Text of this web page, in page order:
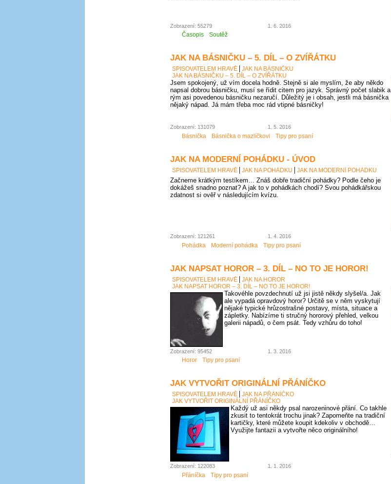
Zobrazení: 55279 1. 6. 2016
Časopis Soutěž
JAK NA BÁSNIČKU – 5. DÍL – O ZVÍŘÁTKU
SPISOVATELEM HRAVĚ
JAK NA BÁSNIČKU
JAK NA BÁSNIČKU – 5. DÍL – O ZVÍŘÁTKU
Jsem spokojený, už vím docela hodně. Stejně si ale myslím, že aby někdo
napsal dobrou básničku, musí se řídit citem pro jazyk. Správný počet slabik a
rým asi povedenou básničku nezaručí. Důležitý je i obsah, jestli má básnička
nějaký nápad. Já mám třeba moc rád vtipné básničky!
Zobrazení: 131079 1. 5. 2016
Básnička Básnička o mazlíčkovi Tipy pro psaní
JAK NA MODERNÍ POHÁDKU - ÚVOD
SPISOVATELEM HRAVĚ JAK NA POHÁDKU JAK NA MODERNÍ POHÁDKU
Začneme krátkým testíkem… Znáš dobře tradiční pohádky? Podle čeho je
dokážeš snadno poznat? A jak to v pohádkách chodí? Svou pohádkářskou
zdatnost si ověř v následujícím kvízu.
Zobrazení: 121261 1. 4. 2016
Pohádka Moderní pohádka Tipy pro psaní
JAK NAPSAT HOROR – 3. DÍL – NO TO JE HOROR!
SPISOVATELEM HRAVĚ
JAK NA HOROR
JAK NAPSAT HOROR – 3. DÍL – NO TO JE HOROR!
Takovéhle povzdechnutí už jsi jistě někdy slyšel/a. Jak
ale vypadá opravdový horor? Určitě se v něm vyskytují
nějaké typické hrůzostrašné postavy, místa, situace a
zápletky. Nabízíme ti stručný hororový přehled, velkou
galerii nápadů, o čem psát. Tedy vzhůru do toho!
Zobrazení: 95452 1. 3. 2016
Horor Tipy pro psaní
JAK VYTVOŘIT ORIGINÁLNÍ PŘÁNÍČKO
SPISOVATELEM HRAVĚ
JAK NA PŘÁNÍČKO
JAK VYTVOŘIT ORIGINÁLNÍ PŘÁNÍČKO
Každý už asi někdy psal narozeninové přání. Co takhle
zkusit to tentokrát trochu jinak? Zapomeňte na tradiční
kartičky, které můžete koupit kdekoliv v obchodě…
Využijte fantazii a vytvořte něco originálního!
Zobrazení: 122083 1. 1. 2016
Přáníčka Tipy pro psaní